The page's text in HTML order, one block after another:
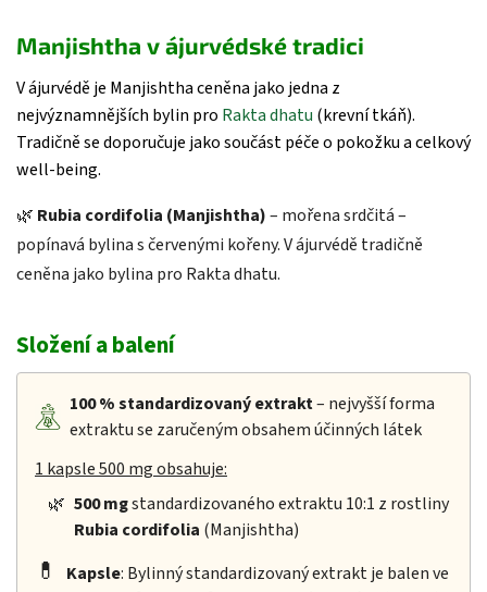
Manjishtha v ájurvédské tradici
V ájurvédě je Manjishtha ceněna jako jedna z
nejvýznamnějších bylin pro Rakta dhatu (krevní tkáň).
Tradičně se doporučuje jako součást péče o pokožku a celkový
well-being.
🌿 Rubia cordifolia (Manjishtha)– mořena srdčitá –
popínavá bylina s červenými kořeny. V ájurvédě tradičně
ceněna jako bylina pro Rakta dhatu.
Složení a balení
100 %standardizovaný extrakt– nejvyšší forma
extraktu se zaručeným obsahem účinných látek
1 kapsle 500 mg obsahuje:
🌿 500 mgstandardizovaného extraktu 10:1 z rostliny
Rubia cordifolia (Manjishtha)
💊 Kapsle: Bylinný standardizovaný extrakt je balen ve